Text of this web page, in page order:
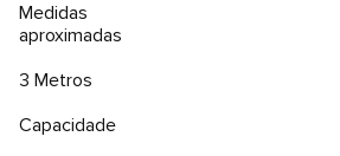
Medidas
aproximadas
3 Metros
Capacidade